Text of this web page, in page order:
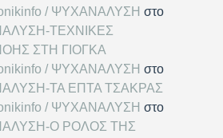
/ ΨΥΧΑΝΑΛΥΣΗ στο
ΤΕΧΝΙΚΕΣ
ΣΤΗ ΓΙΟΓΚΑ
/ ΨΥΧΑΝΑΛΥΣΗ στο
ΤΑ ΕΠΤΑ ΤΣΑΚΡΑΣ
/ ΨΥΧΑΝΑΛΥΣΗ στο
Ο ΡΟΛΟΣ ΤΗΣ